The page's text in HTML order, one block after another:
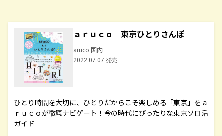
ａｒｕｃｏ 東京ひとりさんぽ
aruco 国内
2022.07.07 発売
ひとり時間を大切に、ひとりだからこそ楽しめる「東京」をａ
ｒｕｃｏが徹底ナビゲート！今の時代にぴったりな東京ソロ活
ガイド